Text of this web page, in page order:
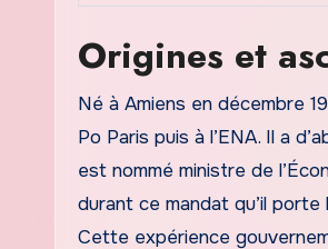
Origines et
Né à Amiens en décembre
Po Paris puis à l’ENA. Il a
est nommé ministre de
durant ce mandat qu’il
Cette expérience